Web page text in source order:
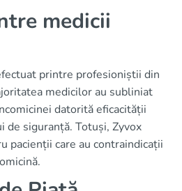
medicii
printre profesioniștii din
medicilor au subliniat
datorită eficacității
de siguranță. Totuși, Zyvox
pacienții care au contraindicații